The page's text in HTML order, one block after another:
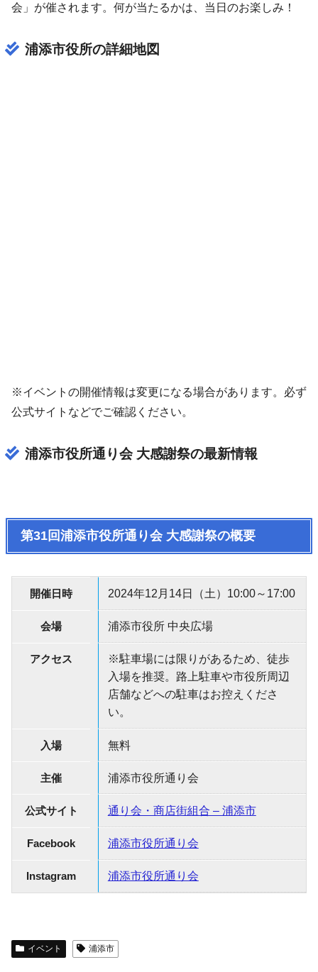
会」が催されます。何が当たるかは、当日のお楽しみ！
浦添市役所の詳細地図
※イベントの開催情報は変更になる場合があります。必ず
公式サイトなどでご確認ください。
浦添市役所通り会 大感謝祭の最新情報
第31回浦添市役所通り会 大感謝祭の概要
開催日時 2024年12月14日（土）10:00～17:00
会場 浦添市役所 中央広場
アクセス
※駐車場には限りがあるため、徒歩
入場を推奨。路上駐車や市役所周辺
店舗などへの駐車はお控えくださ
い。
入場 無料
主催 浦添市役所通り会
公式サイト 通り会・商店街組合 – 浦添市
Facebook 浦添市役所通り会
Instagram 浦添市役所通り会
イベント 浦添市